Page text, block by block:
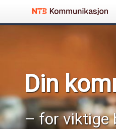
Din
– for viktige